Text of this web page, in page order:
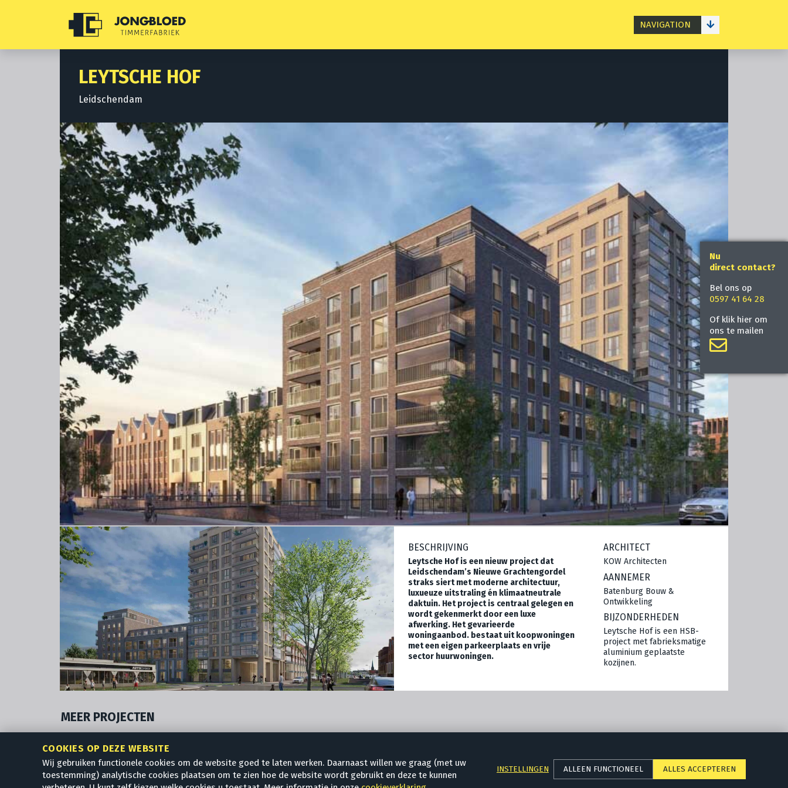
NAVIGATION
Nu
direct contact?
Bel ons op
0597 41 64 28
Of klik hier om
ons te mailen
LEYTSCHE HOF
Leidschendam
BESCHRIJVING
Leytsche Hof is een nieuw project dat
Leidschendam’s Nieuwe Grachtengordel
straks siert met moderne architectuur,
luxueuze uitstraling én klimaatneutrale
daktuin. Het project is centraal gelegen en
wordt gekenmerkt door een luxe
afwerking. Het gevarieerde
woningaanbod. bestaat uit koopwoningen
met een eigen parkeerplaats en vrije
sector huurwoningen.
ARCHITECT
KOW Architecten
AANNEMER
Batenburg Bouw &
Ontwikkeling
BIJZONDERHEDEN
Leytsche Hof is een HSB-
project met fabrieksmatige
aluminium geplaatste
kozijnen.
MEER PROJECTEN
VRIJESCHOOL WONNEBALD
+
DOUMATERREIN +
ROOSTERKWARTIER BREESTRAAT +
BUITENPLAATS DE HORST
COOKIES OP DEZE WEBSITE
Wij gebruiken functionele cookies om de website goed te laten werken. Daarnaast willen we graag (met uw
toestemming) analytische cookies plaatsen om te zien hoe de website wordt gebruikt en deze te kunnen
INSTELLINGEN ALLEEN FUNCTIONEEL ALLES ACCEPTEREN